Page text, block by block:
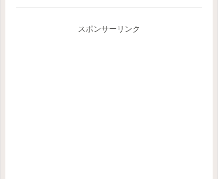
スポンサーリンク